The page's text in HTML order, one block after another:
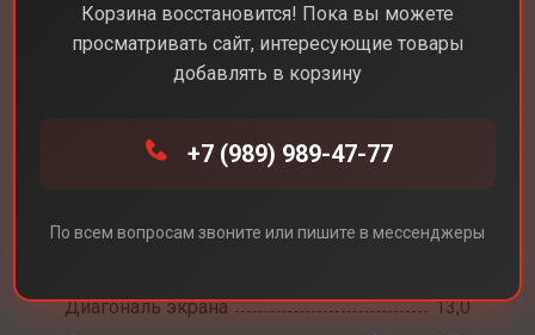
Планшеты Apple iPad Air 13 M2 WiFi
WiFi
Диагональ экрана
13,0
Корзина восстановится! Пока вы можете
просматривать сайт, интересующие товары
добавлять в корзину
+7 (989) 989-47-77
По всем вопросам звоните или пишите в мессенджеры